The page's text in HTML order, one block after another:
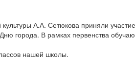
А.А. Сетюкова приняли
города. В рамках первенства
нашей школы.